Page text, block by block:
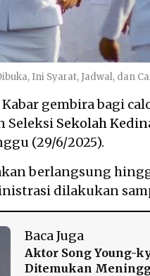
Ini Syarat, Jadwal, dan
gembira bagi
Seleksi Sekolah
(29/6/2025).
berlangsung
dilakukan
Baca Juga
Aktor Song Young-
Ditemukan